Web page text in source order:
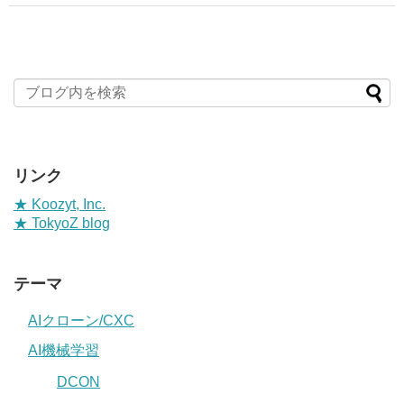
リンク
★ Koozyt, Inc.
★ TokyoZ blog
テーマ
AIクローン/CXC
AI機械学習
DCON